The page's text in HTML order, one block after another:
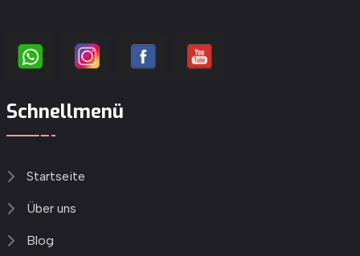
Schnellmenü
Startseite
Über uns
Blog